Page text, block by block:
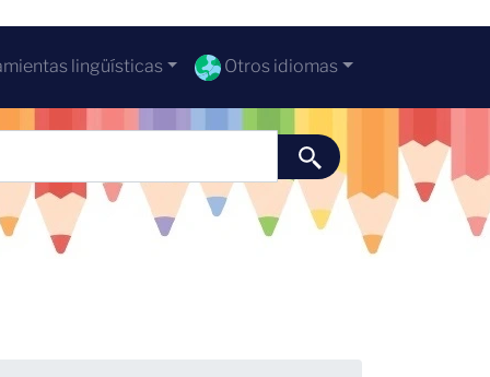
lingüísticas Otros idiomas